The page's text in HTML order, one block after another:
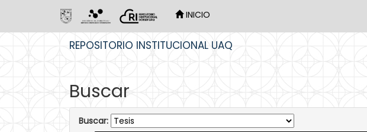
INICIO
REPOSITORIO INSTITUCIONAL UAQ
Buscar
Buscar: